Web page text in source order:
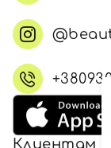
Клиентам